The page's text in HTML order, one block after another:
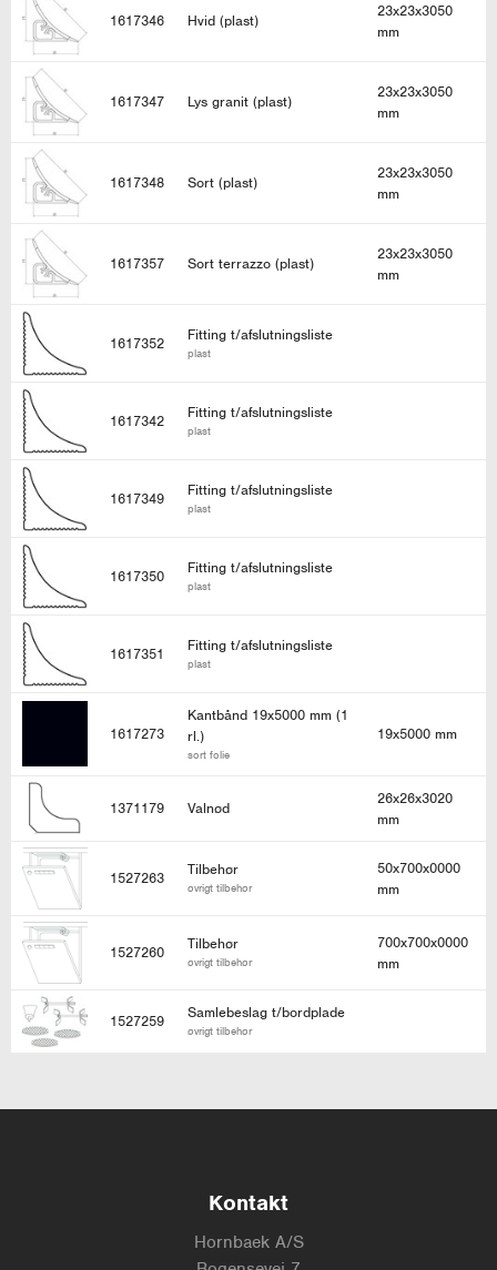
1617346 Hvid (plast)
23x23x3050
mm
1617347 Lys granit (plast)
23x23x3050
mm
1617348 Sort (plast)
23x23x3050
mm
1617357 Sort terrazzo (plast)
23x23x3050
mm
1617352 Fitting t/afslutningsliste
plast
1617342 Fitting t/afslutningsliste
plast
1617349 Fitting t/afslutningsliste
plast
1617350 Fitting t/afslutningsliste
plast
1617351 Fitting t/afslutningsliste
plast
1617273
Kantbånd 19x5000 mm (1
rl.)
sort folie
19x5000 mm
1371179 Valnød
26x26x3020
mm
1527263 Tilbehør
øvrigt tilbehør
50x700x0000
mm
1527260 Tilbehør
øvrigt tilbehør
700x700x0000
mm
1527259 Samlebeslag t/bordplade
øvrigt tilbehør
Kontakt
Hornbaek A/S